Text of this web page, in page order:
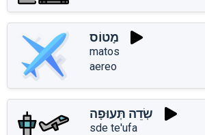
מָטוֹס
matos
aereo
שְׂדֵה תְּעוּפָה
sde te'ufa